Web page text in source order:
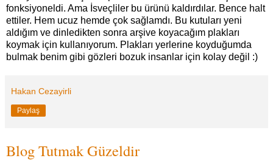
fonksiyoneldi. Ama İsveçliler bu ürünü kaldırdılar. Bence halt
ettiler. Hem ucuz hemde çok sağlamdı. Bu kutuları yeni
aldığım ve dinledikten sonra arşive koyacağım plakları
koymak için kullanıyorum. Plakları yerlerine koyduğumda
bulmak benim gibi gözleri bozuk insanlar için kolay değil :)
Hakan Cezayirli
Paylaş
Blog Tutmak Güzeldir